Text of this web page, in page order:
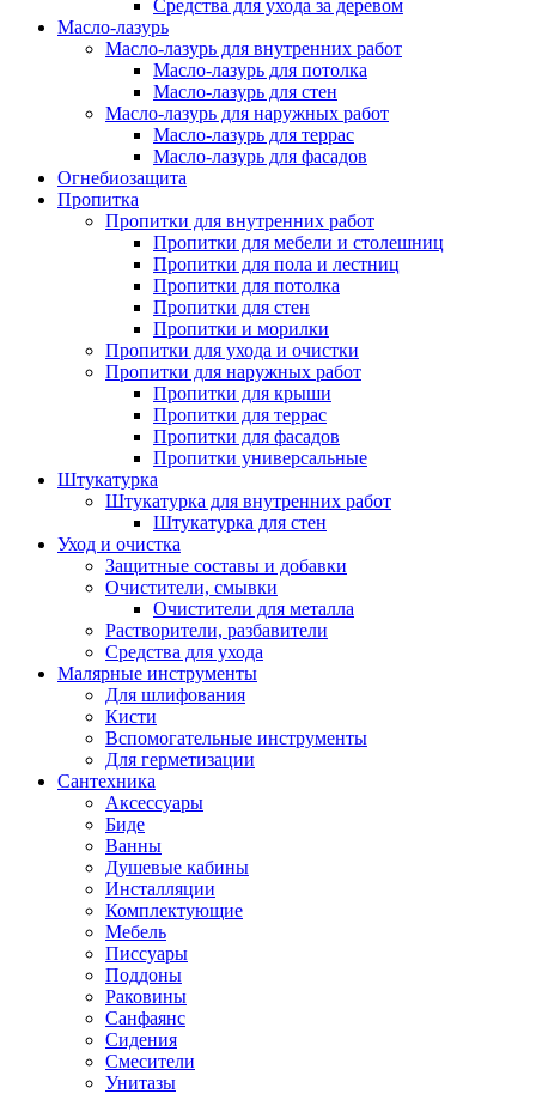
Средства для ухода за деревом
Масло-лазурь
Масло-лазурь для внутренних работ
Масло-лазурь для потолка
Масло-лазурь для стен
Масло-лазурь для наружных работ
Масло-лазурь для террас
Масло-лазурь для фасадов
Огнебиозащита
Пропитка
Пропитки для внутренних работ
Пропитки для мебели и столешниц
Пропитки для пола и лестниц
Пропитки для потолка
Пропитки для стен
Пропитки и морилки
Пропитки для ухода и очистки
Пропитки для наружных работ
Пропитки для крыши
Пропитки для террас
Пропитки для фасадов
Пропитки универсальные
Штукатурка
Штукатурка для внутренних работ
Штукатурка для стен
Уход и очистка
Защитные составы и добавки
Очистители, смывки
Очистители для металла
Растворители, разбавители
Средства для ухода
Малярные инструменты
Для шлифования
Кисти
Вспомогательные инструменты
Для герметизации
Сантехника
Аксессуары
Биде
Ванны
Душевые кабины
Инсталляции
Комплектующие
Мебель
Писсуары
Поддоны
Раковины
Санфаянс
Сидения
Смесители
Унитазы